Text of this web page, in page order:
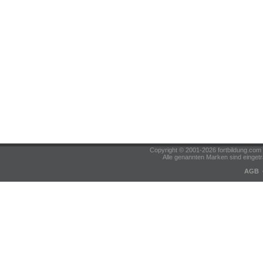
Copyright © 2001-2026
Alle genannten Marken sind
AGB